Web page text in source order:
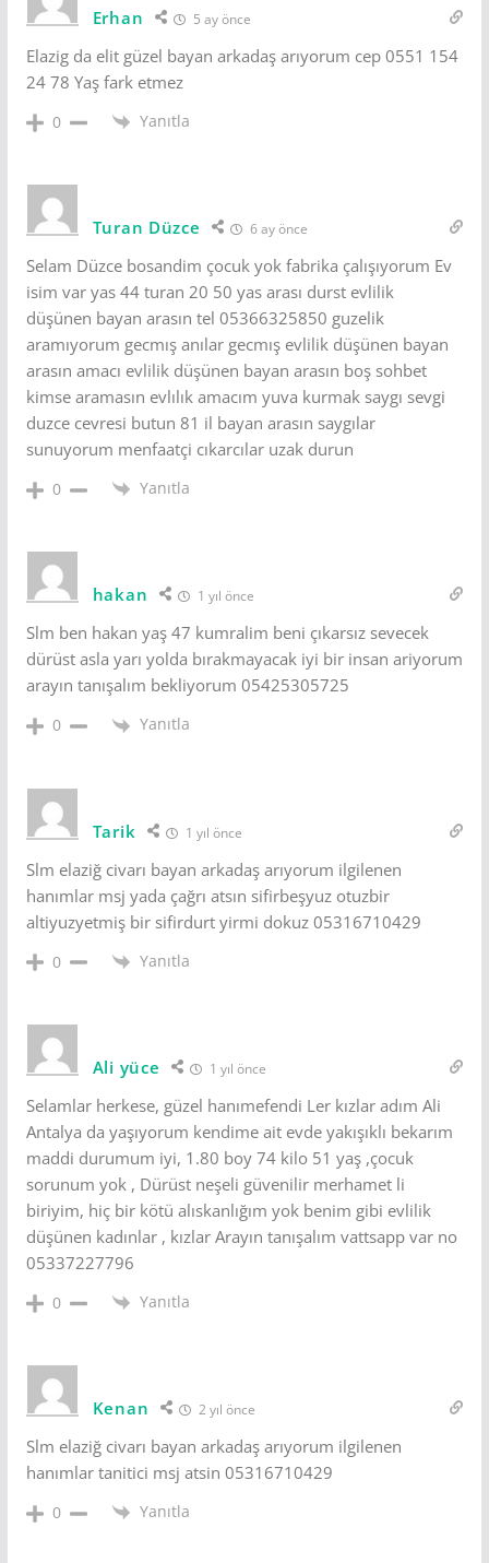
Erhan 5 ay önce
Elazig da elit güzel bayan arkadaş arıyorum cep 0551 154
24 78 Yaş fark etmez
0 Yanıtla
Turan Düzce 6 ay önce
Selam Düzce bosandim çocuk yok fabrika çalışıyorum Ev
isim var yas 44 turan 20 50 yas arası durst evlilik
düşünen bayan arasın tel 05366325850 guzelik
aramıyorum gecmış anılar gecmış evlilik düşünen bayan
arasın amacı evlilik düşünen bayan arasın boş sohbet
kimse aramasın evlılık amacım yuva kurmak saygı sevgi
duzce cevresi butun 81 il bayan arasın saygılar
sunuyorum menfaatçi cıkarcılar uzak durun
0 Yanıtla
hakan 1 yıl önce
Slm ben hakan yaş 47 kumralim beni çıkarsız sevecek
dürüst asla yarı yolda bırakmayacak iyi bir insan ariyorum
arayın tanışalım bekliyorum 05425305725
0 Yanıtla
Tarik 1 yıl önce
Slm elaziğ civarı bayan arkadaş arıyorum ilgilenen
hanımlar msj yada çağrı atsın sifirbeşyuz otuzbir
altiyuzyetmiş bir sifirdurt yirmi dokuz 05316710429
0 Yanıtla
Ali yüce 1 yıl önce
Selamlar herkese, güzel hanımefendi Ler kızlar adım Ali
Antalya da yaşıyorum kendime ait evde yakışıklı bekarım
maddi durumum iyi, 1.80 boy 74 kilo 51 yaş ,çocuk
sorunum yok , Dürüst neşeli güvenilir merhamet li
biriyim, hiç bir kötü alıskanlığım yok benim gibi evlilik
düşünen kadınlar , kızlar Arayın tanışalım vattsapp var no
05337227796
0 Yanıtla
Kenan 2 yıl önce
Slm elaziğ civarı bayan arkadaş arıyorum ilgilenen
hanımlar tanitici msj atsin 05316710429
0 Yanıtla